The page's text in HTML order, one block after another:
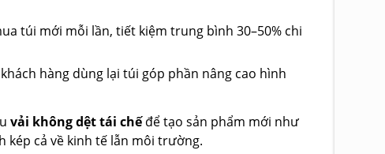
túi mới mỗi lần, tiết kiệm trung bình 30–50% chi
hàng dùng lại túi góp phần nâng cao hình
vải không dệt tái chếđể tạo sản phẩm mới như
kép cả về kinh tế lẫn môi trường.